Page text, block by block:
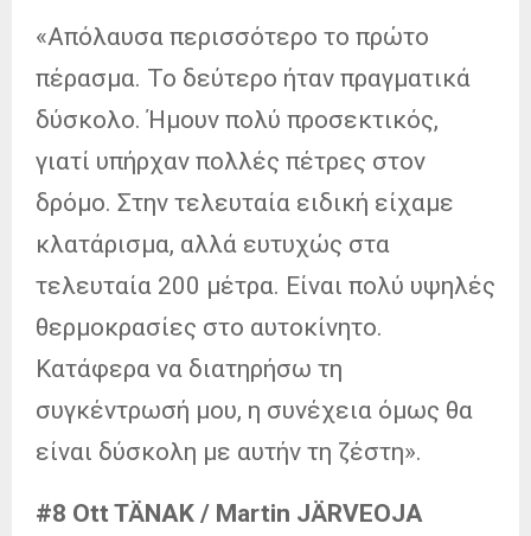
«Απόλαυσα περισσότερο το πρώτο
πέρασμα. Το δεύτερο ήταν πραγματικά
δύσκολο. Ήμουν πολύ προσεκτικός,
γιατί υπήρχαν πολλές πέτρες στον
δρόμο. Στην τελευταία ειδική είχαμε
κλατάρισμα, αλλά ευτυχώς στα
τελευταία 200 μέτρα. Είναι πολύ υψηλές
θερμοκρασίες στο αυτοκίνητο.
Κατάφερα να διατηρήσω τη
συγκέντρωσή μου, η συνέχεια όμως θα
είναι δύσκολη με αυτήν τη ζέστη».
#8 Ott TÄNAK / Martin JÄRVEOJA